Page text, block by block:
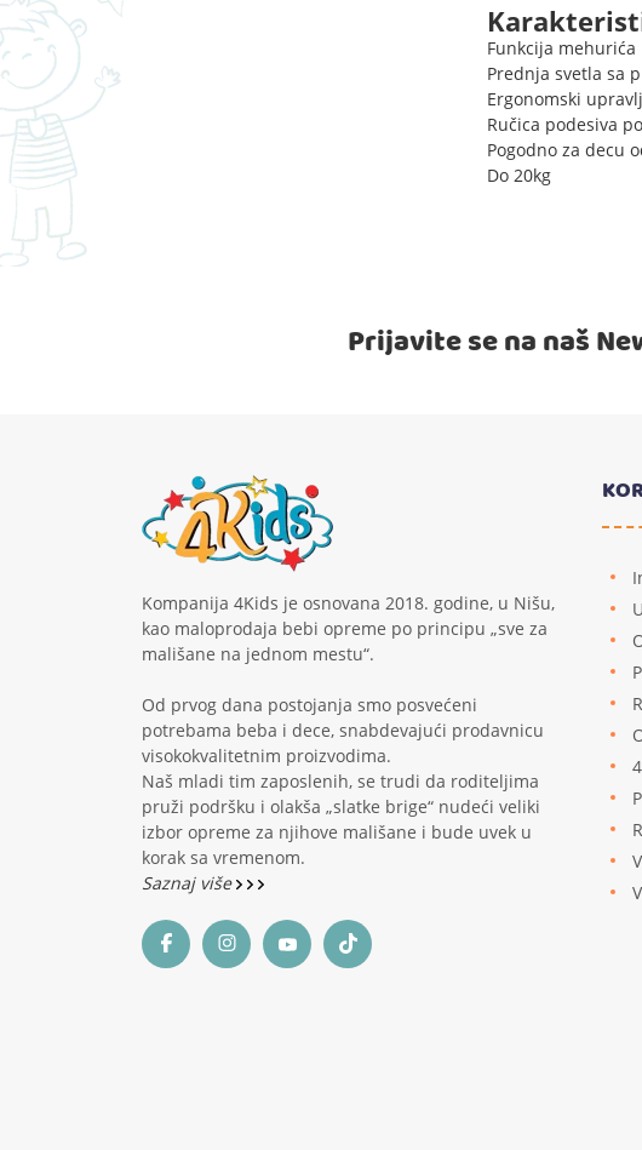
Funkcija mehurića
Prednja svetla sa
Ergonomski
Ručica podesiva
Pogodno za decu
Do 20kg
Prijavite se na naš
Kompanija 4Kids je osnovana 2018. godine, u Nišu,
kao maloprodaja bebi opreme po principu „sve za
mališane na jednom mestu“.
Od prvog dana postojanja smo posvećeni
potrebama beba i dece, snabdevajući prodavnicu
visokokvalitetnim proizvodima.
Naš mladi tim zaposlenih, se trudi da roditeljima
pruži podršku i olakša „slatke brige“ nudeći veliki
izbor opreme za njihove mališane i bude uvek u
korak sa vremenom.
Saznaj više